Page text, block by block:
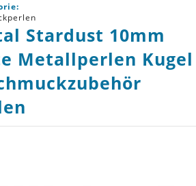
Stardust 10mm
Metallperlen Kugel